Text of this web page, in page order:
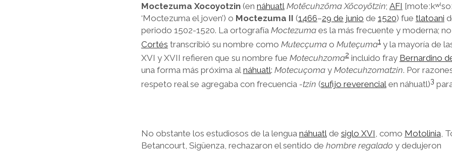
Moctezuma Xocoyotzin(en náhuatl Motēcuhzōma Xōcoyōtzin; AFI
‘Moctezuma el joven’) o Moctezuma II (1466–29 de junio de 1520) fue tlatoani
periodo 1502-1520. La ortografía Moctezumaes la más frecuente y moderna;
Cortés transcribió su nombre como Mutecçumao Muteçuma1 y la mayoría de
XVI y XVII refieren que su nombre fue Motecuhzoma2​ incluido fray Bernardino
una forma más próxima al náhuatl: Motecuçomay Motecuhzomatzin. Por
respeto real se agregaba con frecuencia -tzin (sufijo reverencial en náhuatl)3
No obstante los estudiosos de la lengua náhuatlde siglo XVI, como Motolinia,
Betancourt, Sigüenza, rechazaron el sentido de hombre regalado y dedujeron